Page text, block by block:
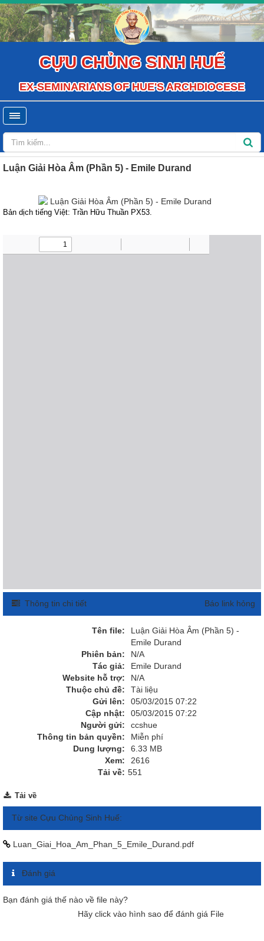
CỰU CHỦNG SINH HUẾ
EX-SEMINARIANS OF HUE'S ARCHDIOCESE
Luận Giải Hòa Âm (Phần 5) - Emile Durand
Bản dịch tiếng Việt: Trần Hữu Thuần PX53.
Báo link hỏng
Thông tin chi tiết
Tên file:
Luận Giải Hòa Âm (Phần 5) -
Emile Durand
Phiên bản:
N/A
Tác giả:
Emile Durand
Website hỗ trợ:
N/A
Thuộc chủ đề:
Tài liệu
Gửi lên:
05/03/2015 07:22
Cập nhật:
05/03/2015 07:22
Người gửi:
ccshue
Thông tin bản quyền:
Miễn phí
Dung lượng:
6.33 MB
Xem:
2616
Tải về: 551
Tải về
Từ site Cựu Chủng Sinh Huế:
Luan_Giai_Hoa_Am_Phan_5_Emile_Durand.pdf
Đánh giá
Bạn đánh giá thế nào về file này?
Hãy click vào hình sao để đánh giá File